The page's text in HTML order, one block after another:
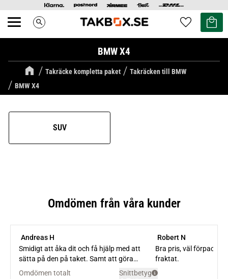
Meny search Favoriter
Kundvagn
BMW X4
Takräcke kompletta paket
Takräcken till BMW
BMW X4
SUV